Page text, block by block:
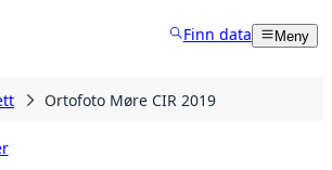
Finn data Meny
Ortofoto Møre CIR 2019